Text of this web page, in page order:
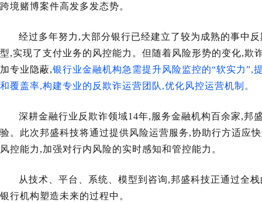
跨境赌博案件高发多发态势。
经过多年努力,大部分银行已经建立了较为成熟的事中
型,实现了支付业务的风控能力。但 随着风险形势的变化,欺
加专业隐蔽,银行业金融机构急需提升风险监控的“软实力”,
和覆盖率,构建专业的反欺诈运营团队,优化风控运营机制。
深耕金融行业反欺诈领域14年,服务金融机构百余家,邦
验。此次邦盛科技将通过提供风险运营服务,协助行方适应
风控能力,加强对行内风险的实时感知和管控能力。
从技术、平台、系统、模型到咨询,邦盛科技正通过全
银行机构塑造未来的过程中。